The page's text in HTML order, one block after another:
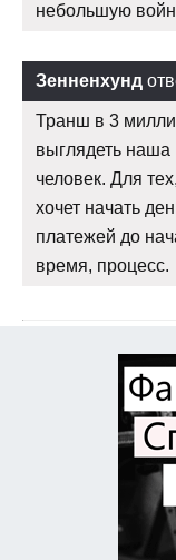
небольшую
Зенненхунд
Транш в 3
выглядеть наша
человек. Для
хочет начать
платежей до
время, процесс.